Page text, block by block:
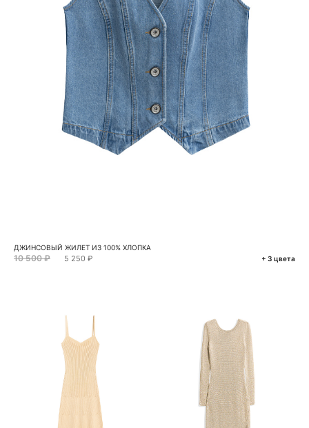
ДЖИНСОВЫЙ ЖИЛЕТ ИЗ 100% ХЛОПКА
10 500 ₽ 5 250 ₽ + 3 цвета